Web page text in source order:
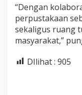
“Dengan
perpustakaan
sekaligus ruang
masyarakat,”
DIlihat : 905